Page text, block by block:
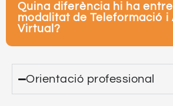
Quina diferència hi ha
modalitat de Teleformació i
Virtual?
Orientació professional ​